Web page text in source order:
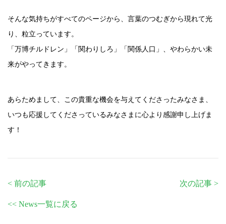
そんな気持ちがすべてのページから、言葉のつむぎから現れて光
り、粒立っています。
「万博チルドレン」「関わりしろ」「関係人口」、やわらかい未
来がやってきます。
あらためまして、この貴重な機会を与えてくださったみなさま、
いつも応援してくださっているみなさまに心より感謝申し上げま
す！
< 前の記事 次の記事 >
<< News一覧に戻る